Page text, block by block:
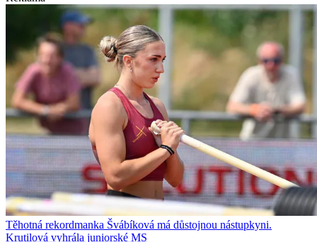
Těhotná rekordmanka Švábíková má důstojnou nástupkyni.
Krutilová vyhrála juniorské MS